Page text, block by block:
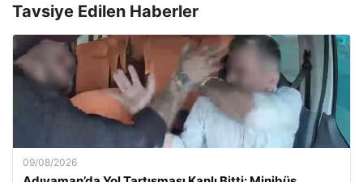
Tavsiye Edilen Haberler
09/08/2026